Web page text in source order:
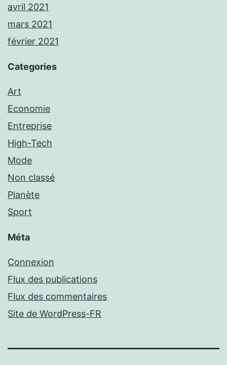
avril 2021
mars 2021
février 2021
Categories
Art
Economie
Entreprise
High-Tech
Mode
Non classé
Planète
Sport
Méta
Connexion
Flux des publications
Flux des commentaires
Site de WordPress-FR